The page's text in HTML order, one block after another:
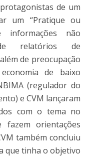
de um
um “Pratique ou
informações não
relatórios de
de preocupação
de baixo
(regulador do
e CVM lançaram
com o tema no
fazem orientações
também concluiu
que tinha o objetivo